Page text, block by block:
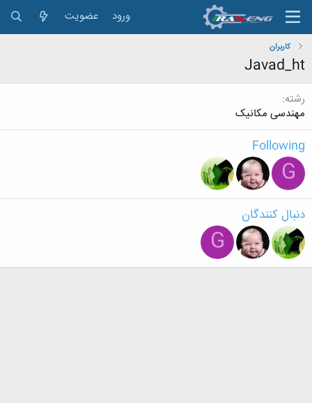
ورود عضویت
کاربران
Javad_ht
رشته
مهندسی مکانیک
Following
G
دنبال کنندگان
G